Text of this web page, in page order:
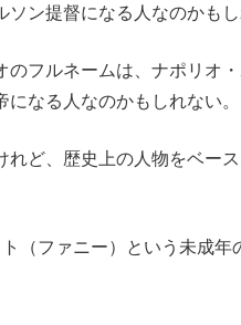
ン提督になる人なのかもし
フルネームは、ナポリオ・
なる人なのかもしれない。
れど、歴史上の人物をベー
（ファニー）という未成